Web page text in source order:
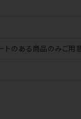
のある商品のみご用意